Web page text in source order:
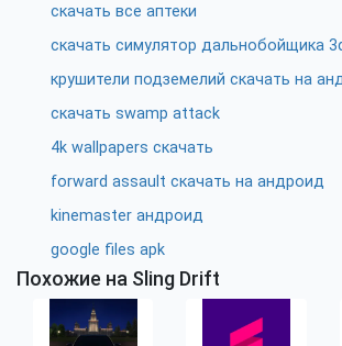
скачать все аптеки
скачать симулятор дальнобойщика
крушители подземелий скачать на
скачать swamp attack
4k wallpapers скачать
forward assault скачать на андроид
kinemaster андроид
google files apk
Похожие на Sling Drift